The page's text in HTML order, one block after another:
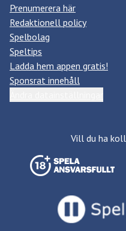
Prenumerera här
Redaktionell policy
Spelbolag
Speltips
Ladda hem appen gratis!
Sponsrat innehåll
Vill du ha